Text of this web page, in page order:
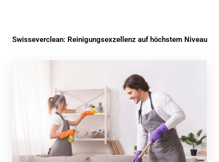
Swisseverclean: Reinigungsexzellenz auf höchstem Niveau